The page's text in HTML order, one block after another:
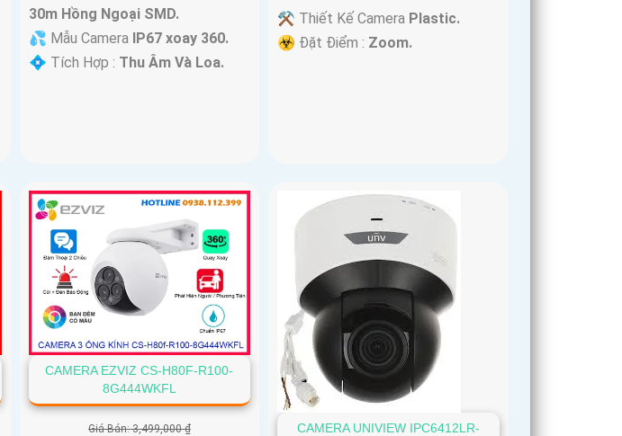
30m Hồng Ngoại SMD.
💦 Mẫu Camera IP67 xoay 360.
️💠 Tích Hợp : Thu Âm Và Loa.
⚒ Thiết Kế Camera Plastic.
️☣️ Đặt Điểm : Zoom.
CAMERA EZVIZ CS-H80F-R100-
8G444WKFL
Giá Bán: 3,499,000 ₫
CAMERA UNIVIEW IPC6412LR-